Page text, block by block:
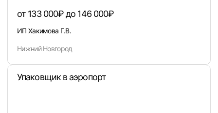
Вход в личный кабинет
Войдите в личный кабинет, чтобы
от 133 000₽ до 146 000₽
ИП Хакимова Г.В.
Нижний Новгород
Упаковщик в аэропорт